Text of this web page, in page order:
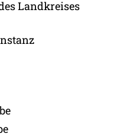
Landkreises